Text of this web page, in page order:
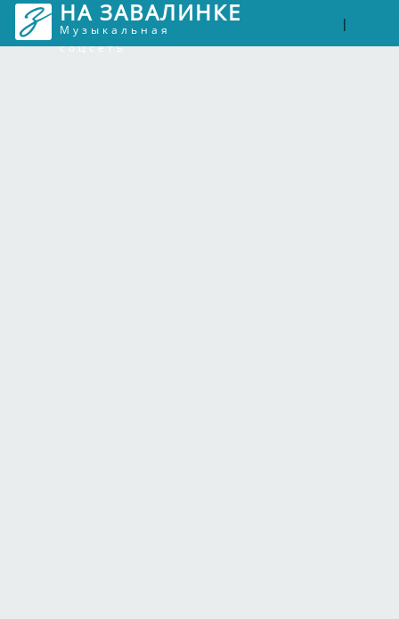
НА ЗАВАЛИНКЕ
Музыкальная
соцсеть
|